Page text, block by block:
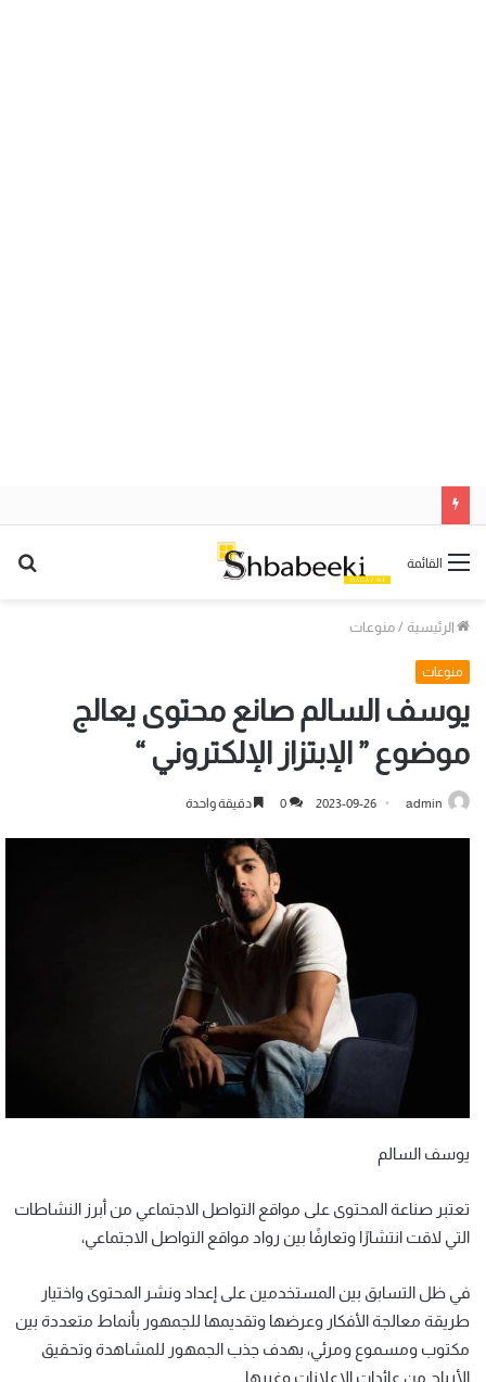
القائمة
الرئيسية / منوعات
منوعات
يوسف السالم صانع محتوى يعالج
موضوع ” الإبتزاز الإلكتروني “
admin
2023-09-26
0 دقيقة واحدة
يوسف السالم
تعتبر صناعة المحتوى على مواقع التواصل الاجتماعي من أبرز النشاطات
التي لاقت انتشارًا وتعارفًا بين رواد مواقع التواصل الاجتماعي،
في ظل التسابق بين المستخدمين على إعداد ونشر المحتوى واختيار
طريقة معالجة الأفكار وعرضها وتقديمها للجمهور بأنماط متعددة بين
مكتوب ومسموع ومرئي، بهدف جذب الجمهور للمشاهدة وتحقيق
الأرباح من عائدات الإعلانات وغيرها.